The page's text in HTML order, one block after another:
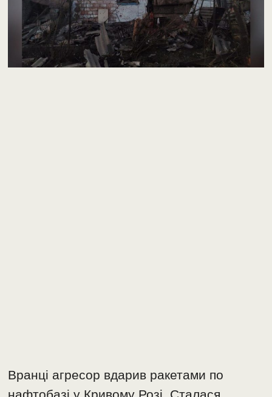
Вранці агресор вдарив ракетами по
нафтобазі у Кривому Розі. Сталася